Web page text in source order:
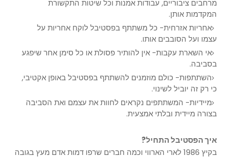
מרחבים ציבוריים, עבודות אמנות וכל שיטות התקשורת
המקדמות אותן.
אחריות אזרחית- כל משתתף בפסטיבל לוקח אחריות על
עצמו ועל הסובבים אותו.
אי השארת עקבות- אין להותיר פסולת או כל סימן אחר שיפגע
בסביבה.
השתתפות- כולם מוזמנים להשתתף בפסטיבל באופן אקטיבי,
כי רק זה יוביל לשינוי.
מיידיות- המשתתפים נקראים לחוות את עצמם ואת הסביבה
בצורה מיידית ובלתי אמצעית.
איך הפסטיבל התחיל?
בקיץ 1986 לארי הארווי וכמה חברים שרפו דמות אדם מעץ בגובה